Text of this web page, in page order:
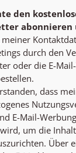
Vertrag
Abo online
den
abonnieren
durch den
oder die E-
dass
E-Mail-
um die
Über